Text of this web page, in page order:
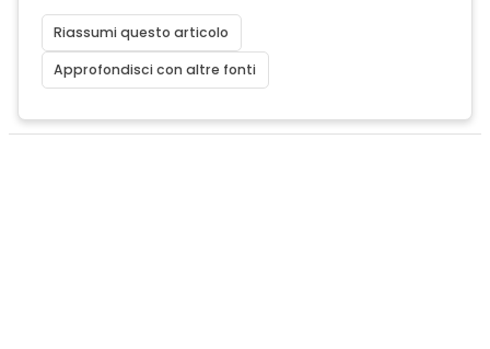
Riassumi questo articolo
Approfondisci con altre fonti